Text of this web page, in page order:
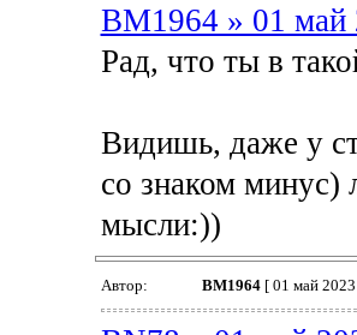
BM1964 » 01 май
Рад, что ты в
Видишь, даже у
со знаком минус)
мысли:))
Автор: BM1964[ 01 май